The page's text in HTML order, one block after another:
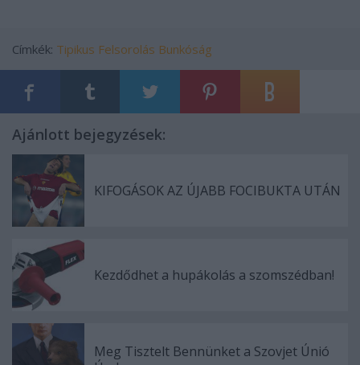
Címkék: Tipikus Felsorolás Bunkóság
Ajánlott bejegyzések:
KIFOGÁSOK AZ ÚJABB FOCIBUKTA UTÁN
Kezdődhet a hupákolás a szomszédban!
Meg Tisztelt Bennünket a Szovjet Únió